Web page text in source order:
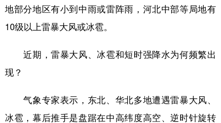
地方频道
北京 天津 河北 山西
辽宁 吉林 上海 江苏
地部分地区有小到中雨或雷阵雨，河北中部等局地有
10级以上雷暴大风或冰雹。
近期，雷暴大风、冰雹和短时强降水为何频繁出
现？
气象专家表示，东北、华北多地遭遇雷暴大风、
冰雹，幕后推手是盘踞在中高纬度高空、逆时针旋转